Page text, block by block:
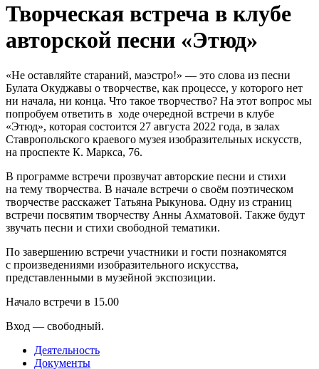
Творческая встреча в клубе
авторской песни «Этюд»
«Не оставляйте стараний, маэстро!» — это слова из песни
Булата Окуджавы о творчестве, как процессе, у которого нет
ни начала, ни конца. Что такое творчество? На этот вопрос мы
попробуем ответить в ходе очередной встречи в клубе
«Этюд», которая состоится 27 августа 2022 года, в залах
Ставропольского краевого музея изобразительных искусств,
на проспекте К. Маркса, 76.
В программе встречи прозвучат авторские песни и стихи
на тему творчества. В начале встречи о своём поэтическом
творчестве расскажет Татьяна Рыкунова. Одну из страниц
встречи посвятим творчеству Анны Ахматовой. Также будут
звучать песни и стихи свободной тематики.
По завершению встречи участники и гости познакомятся
с произведениями изобразительного искусства,
представленными в музейной экспозиции.
Начало встречи в 15.00
Вход — свободный.
Деятельность
Документы